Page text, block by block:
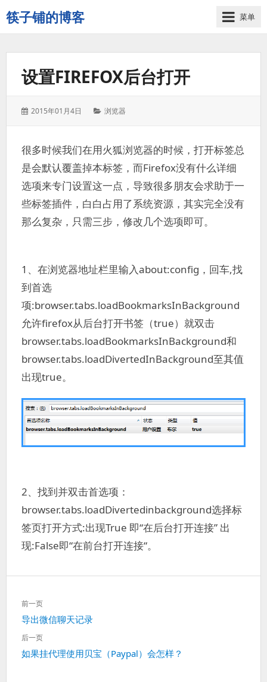
筷子铺的博客
记
录
菜单
设置FIREFOX后台打开
发
2015年01月4日
分
浏览器
很多时候我们在用火狐浏览器的时候，打开标签总
是会默认覆盖掉本标签，而Firefox没有什么详细
选项来专门设置这一点，导致很多朋友会求助于一
些标签插件，白白占用了系统资源，其实完全没有
那么复杂，只需三步，修改几个选项即可。
1、在浏览器地址栏里输入about:config，回车,找
到首选
项:browser.tabs.loadBookmarksInBackground
允许firefox从后台打开书签（true）就双击
browser.tabs.loadBookmarksInBackground和
browser.tabs.loadDivertedInBackground至其值
出现true。
2、找到并双击首选项：
browser.tabs.loadDivertedinbackground选择标
签页打开方式:出现True 即“在后台打开连接” 出
现:False即“在前台打开连接“。
文
章
导
航
前一页
上
一
导出微信聊天记录
后一页
下
如果挂代理使用贝宝（Paypal）会怎样？